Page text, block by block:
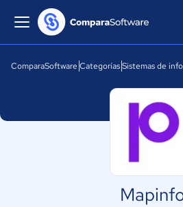
ComparaSoftware CategoríasSistemas de